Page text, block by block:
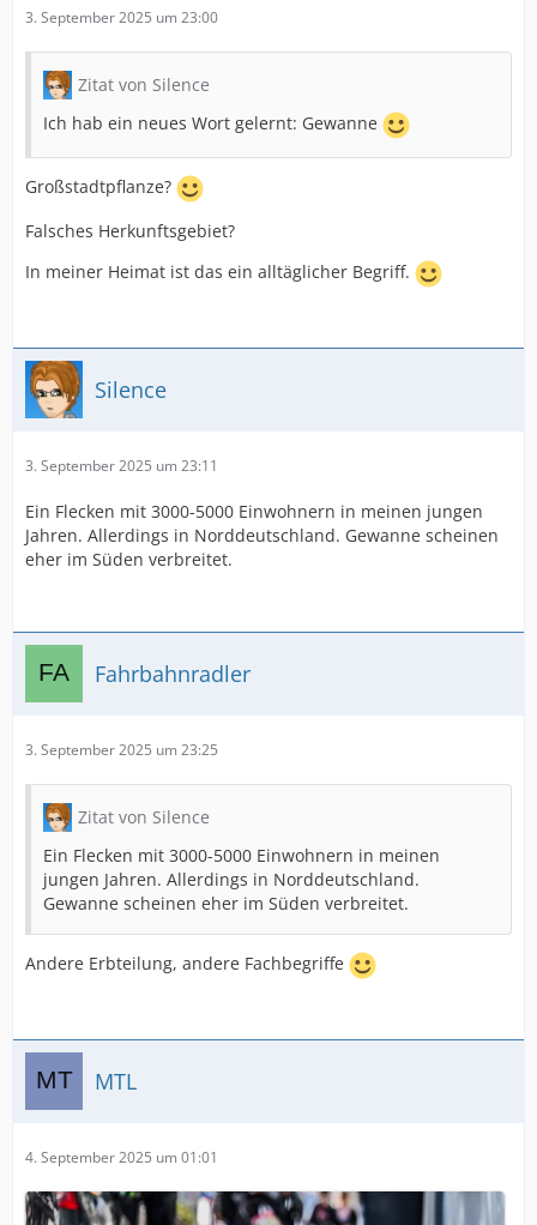
3. September 2025 um 23:00
Zitat von Silence
Ich hab ein neues Wort gelernt: Gewanne
Großstadtpflanze?
Falsches Herkunftsgebiet?
In meiner Heimat ist das ein alltäglicher Begriff.
Silence
3. September 2025 um 23:11
Ein Flecken mit 3000-5000 Einwohnern in meinen jungen
Jahren. Allerdings in Norddeutschland. Gewanne scheinen
eher im Süden verbreitet.
Fahrbahnradler
3. September 2025 um 23:25
Zitat von Silence
Ein Flecken mit 3000-5000 Einwohnern in meinen
jungen Jahren. Allerdings in Norddeutschland.
Gewanne scheinen eher im Süden verbreitet.
Andere Erbteilung, andere Fachbegriffe
MTL
4. September 2025 um 01:01